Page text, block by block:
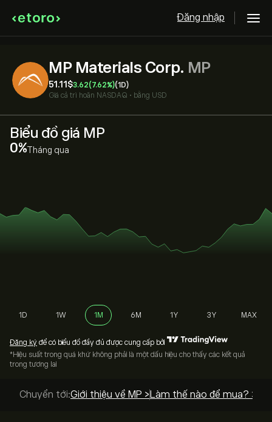
Đăng nhập
MP Materials Corp. MP
51.11‎$‎3.62(7.62%)(1D)
Giá cả trì hoãn NASDAQ • bằng USD
Biểu đồ giá MP
‎0‎ Tháng qua
1D 1W 1M 6M 1Y 3Y MAX
Đăng ký để có biểu đồ đầy đủ được cung cấp bởi
*Hiệu suất trong quá khứ không phải là một dấu hiệu cho thấy các kết quả
trong tương lai
Chuyển tới:Giới thiệu về MP > Làm thế nào để mua? >